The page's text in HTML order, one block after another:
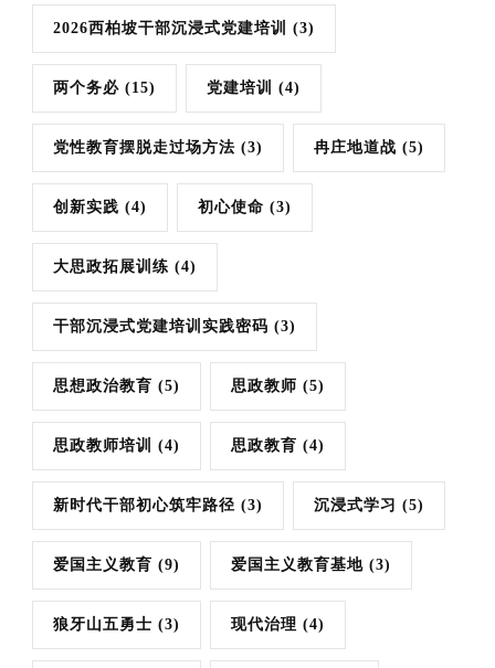
2026西柏坡干部沉浸式党建培训 (3)
两个务必 (15) 党建培训 (4)
党性教育摆脱走过场方法 (3) 冉庄地道战 (5)
创新实践 (4) 初心使命 (3)
大思政拓展训练 (4)
干部沉浸式党建培训实践密码 (3)
思想政治教育 (5) 思政教师 (5)
思政教师培训 (4) 思政教育 (4)
新时代干部初心筑牢路径 (3) 沉浸式学习 (5)
爱国主义教育 (9) 爱国主义教育基地 (3)
狼牙山五勇士 (3) 现代治理 (4)